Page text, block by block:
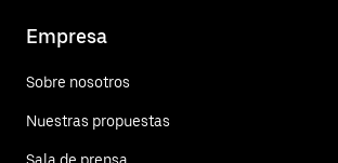
Empresa
Sobre nosotros
Nuestras propuestas